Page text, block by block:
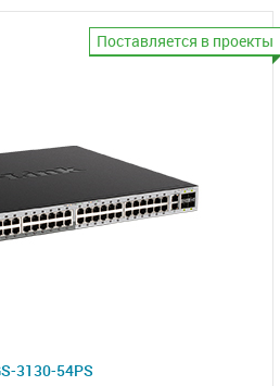
Поставляется в проекты
3130-54PS